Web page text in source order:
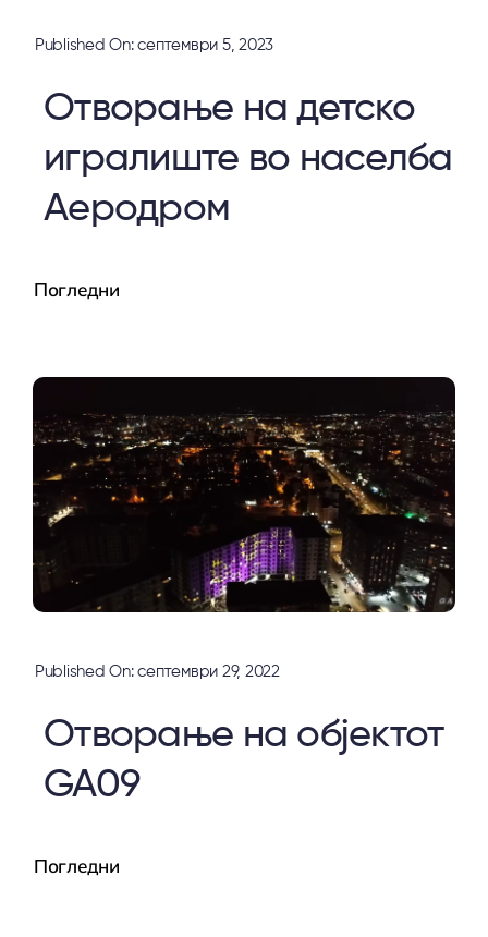
Published On: септември 5, 2023
Отворање на детско
игралиште во населба
Аеродром
Погледни
Published On: септември 29, 2022
Отворање на објектот
GA09
Погледни